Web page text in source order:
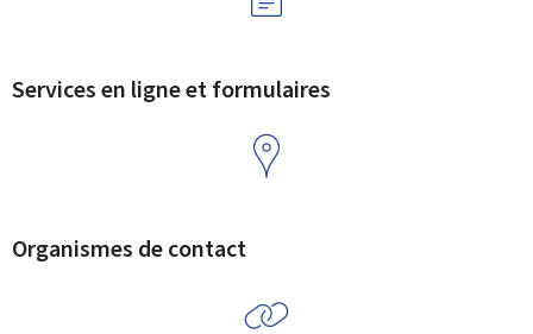
Services en ligne et formulaires
Organismes de contact